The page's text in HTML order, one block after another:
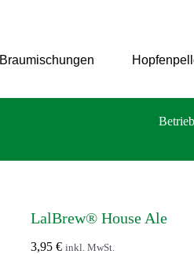
Braumischungen
LalBrew® House Ale
3,95 € inkl. MwSt.